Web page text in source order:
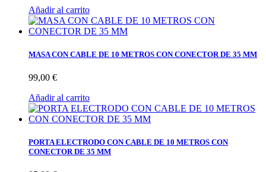
Añadir al carrito
MASA CON CABLE DE 10 METROS CON CONECTOR DE 35 MM
99,00 €
Añadir al carrito
PORTA ELECTRODO CON CABLE DE 10 METROS CON
CONECTOR DE 35 MM